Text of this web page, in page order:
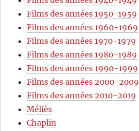
Films des années 1950-1959
Films des années 1960-1969
Films des années 1970-1979
Films des années 1980-1989
Films des années 1990-1999
Films des années 2000-2009
Films des années 2010-2019
Méliès
Chaplin